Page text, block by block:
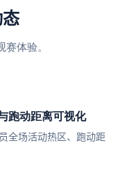
体验。
跑动距离可视化
全场活动热区、跑动距